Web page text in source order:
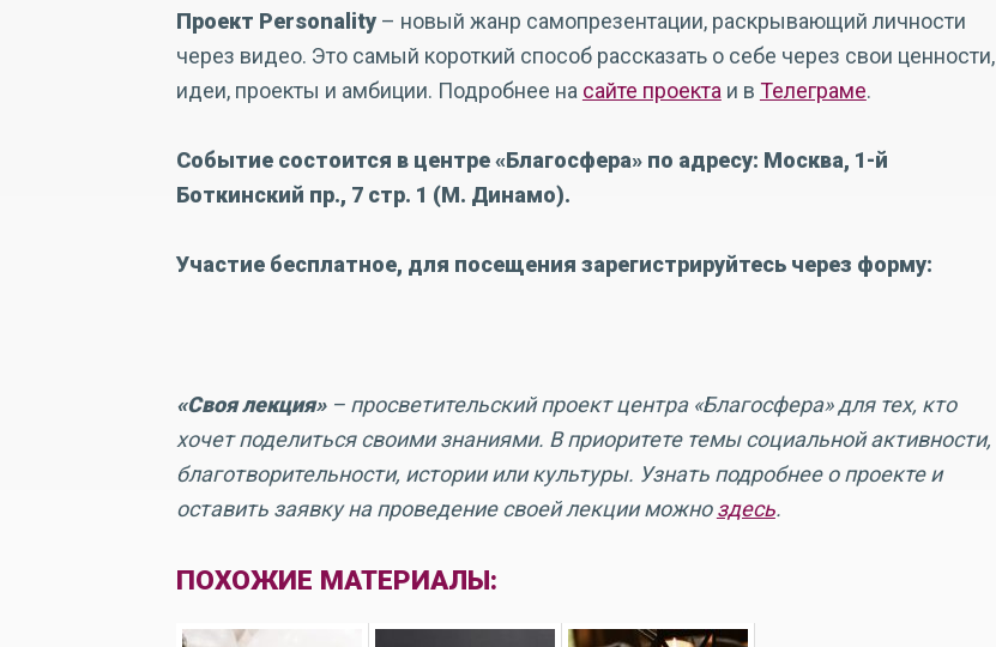
Проект Personality– новый жанр самопрезентации, раскрывающий личности
через видео. Это самый короткий способ рассказать о себе через свои ценности,
идеи, проекты и амбиции. Подробнее на сайте проекта и в Телеграме.
Событие состоится в центре «Благосфера» по адресу: Москва, 1-й
Боткинский пр., 7 стр. 1 (М. Динамо).
Участие бесплатное, для посещения зарегистрируйтесь через форму:
«Своя лекция» – просветительский проект центра «Благосфера» для тех, кто
хочет поделиться своими знаниями. В приоритете темы социальной активности,
благотворительности, истории или культуры. Узнать подробнее о проекте и
оставить заявку на проведение своей лекции можноздесь.
ПОХОЖИЕ МАТЕРИАЛЫ: